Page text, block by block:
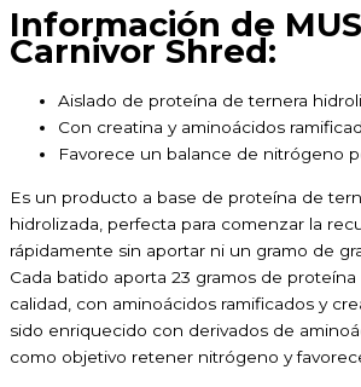
Información de
Carnivor Shred:
Aislado de proteína de ternera
Con creatina y aminoácidos
Favorece un balance de nitrógeno
Es un producto a base de proteína de
hidrolizada, perfecta para comenzar la
rápidamente sin aportar ni un gramo de
Cada batido aporta 23 gramos de
calidad, con aminoácidos ramificados y
sido enriquecido con derivados de
como objetivo retener nitrógeno y